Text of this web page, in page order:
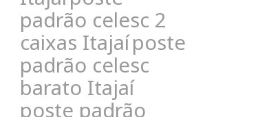
padrão celesc 2
caixas Itajaíposte
padrão celesc
barato Itajaí
poste padrão